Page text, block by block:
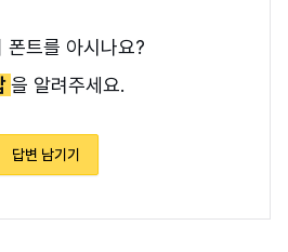
폰트를 아시나요?
을 알려주세요.
답변 남기기